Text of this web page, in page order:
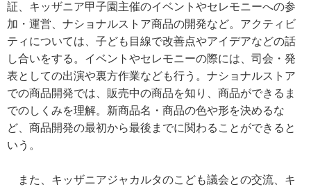
証、キッザニア甲子園主催のイベントやセレモニーへの参
加・運営、ナショナルストア商品の開発など。アクティビ
ティについては、子ども目線で改善点やアイデアなどの話
し合いをする。イベントやセレモニーの際には、司会・発
表としての出演や裏方作業なども行う。ナショナルストア
での商品開発では、販売中の商品を知り、商品ができるま
でのしくみを理解。新商品名・商品の色や形を決めるな
ど、商品開発の最初から最後までに関わることができると
いう。
また、キッザニアジャカルタのこども議会との交流、キ